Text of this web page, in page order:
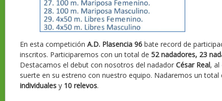
En esta competición A.D. Plasencia 96 bate record de
inscritos. Participaremos con un total de 52 nadadores, 23
Destacamos el debut con nosotros del nadador César Real, al
suerte en su estreno con nuestro equipo. Nadaremos un
individuales y 10 relevos.